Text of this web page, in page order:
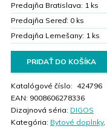
Predajňa Bratislava: 1 ks
Predajňa Sereď: 0 ks
Predajňa Lemešany: 1 ks
PRIDAŤ DO KOŠÍKA
Katalógové číslo: 424796
EAN: 9008606278336
Dizajnová séria: DIGOS
Kategória: Bytové doplnky,